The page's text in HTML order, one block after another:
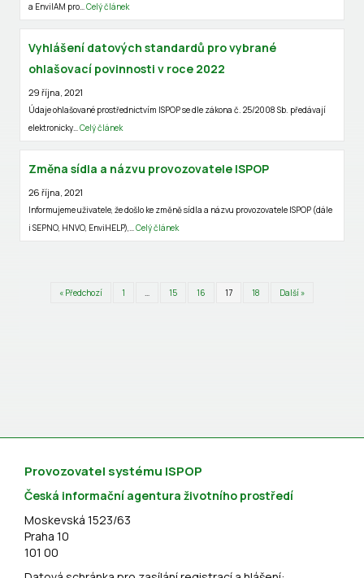
a EnviIAM pro…Celý článek
Vyhlášení datových standardů pro vybrané
ohlašovací povinnosti v roce 2022
29 října, 2021
Údaje ohlašované prostřednictvím ISPOP se dle zákona č. 25/2008 Sb. předávají
elektronicky…Celý článek
Změna sídla a názvu provozovatele ISPOP
26 října, 2021
Informujeme uživatele, že došlo ke změně sídla a názvu provozovatele ISPOP (dále
i SEPNO, HNVO, EnviHELP),…Celý článek
« Předchozí 1 … 15 16 17 18 Další »
Provozovatel systému ISPOP
Česká informační agentura životního prostředí
Moskevská 1523/63
Praha 10
101 00